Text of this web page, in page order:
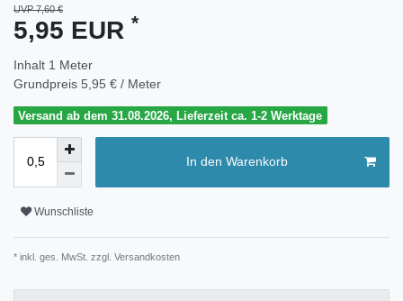
UVP 7,60 €
5,95 EUR *
Inhalt 1 Meter
Grundpreis 5,95 € / Meter
Versand ab dem 31.08.2026, Lieferzeit ca. 1-2 Werktage
In den Warenkorb
Wunschliste
* inkl. ges. MwSt. zzgl. Versandkosten